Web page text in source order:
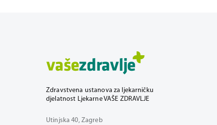
Zdravstvena ustanova za ljekarničku
djelatnost Ljekarne VAŠE ZDRAVLJE
Utinjska 40, Zagreb